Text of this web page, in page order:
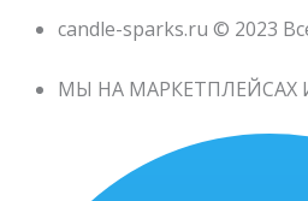
candle-sparks.ru © 2023
МЫ НА МАРКЕТПЛЕЙСАХ